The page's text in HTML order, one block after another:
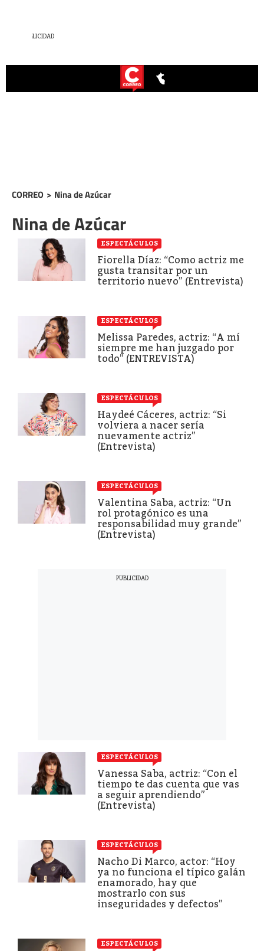
CORREO > Nina de Azúcar
Nina de Azúcar
ESPECTÁCULOS
Fiorella Díaz: “Como actriz me
gusta transitar por un
territorio nuevo” (Entrevista)
ESPECTÁCULOS
Melissa Paredes, actriz: “A mí
siempre me han juzgado por
todo” (ENTREVISTA)
ESPECTÁCULOS
Haydeé Cáceres, actriz: “Si
volviera a nacer sería
nuevamente actriz”
(Entrevista)
ESPECTÁCULOS
Valentina Saba, actriz: “Un
rol protagónico es una
responsabilidad muy grande”
(Entrevista)
ESPECTÁCULOS
Vanessa Saba, actriz: “Con el
tiempo te das cuenta que vas
a seguir aprendiendo”
(Entrevista)
ESPECTÁCULOS
Nacho Di Marco, actor: “Hoy
ya no funciona el típico galán
enamorado, hay que
mostrarlo con sus
inseguridades y defectos”
ESPECTÁCULOS